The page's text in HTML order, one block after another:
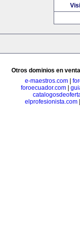
Otros dominios en
e-maestros.com
foroecuador.com|
elprofesionista.com